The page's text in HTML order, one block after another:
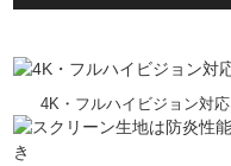
4K・フルハイビジョン対応